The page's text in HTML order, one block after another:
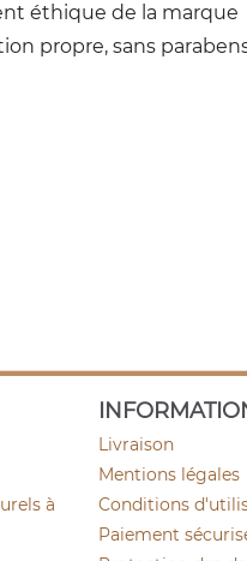
éthique de la marque
propre, sans
à
Livraison
Mentions légales
Conditions
Paiement